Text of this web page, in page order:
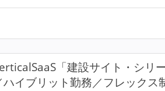
「建設サイト・シリ
イブリット勤務／フレックス